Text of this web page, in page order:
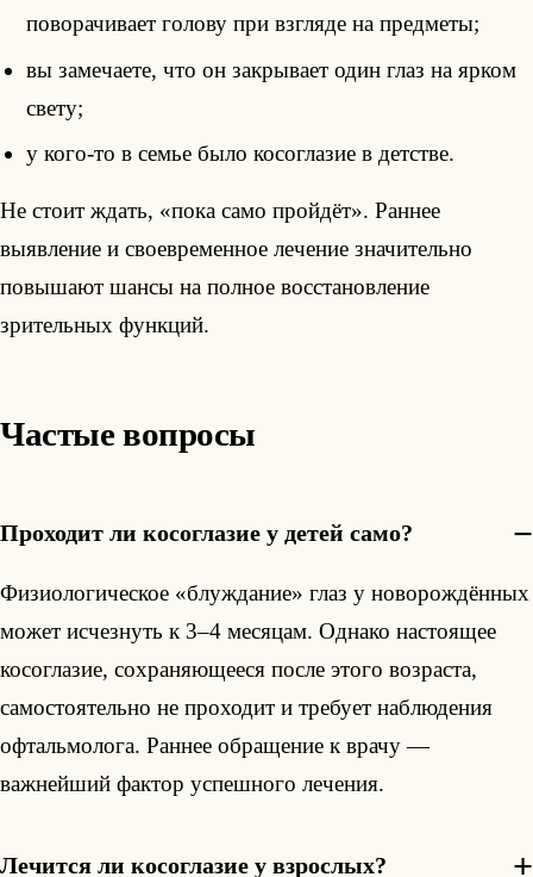
поворачивает голову при взгляде на предметы;
вы замечаете, что он закрывает один глаз на ярком
свету;
у кого-то в семье было косоглазие в детстве.
Не стоит ждать, «пока само пройдёт». Раннее
выявление и своевременное лечение значительно
повышают шансы на полное восстановление
зрительных функций.
Частые вопросы
Проходит ли косоглазие у детей само?
Физиологическое «блуждание» глаз у новорождённых
может исчезнуть к 3–4 месяцам. Однако настоящее
косоглазие, сохраняющееся после этого возраста,
самостоятельно не проходит и требует наблюдения
офтальмолога. Раннее обращение к врачу —
важнейший фактор успешного лечения.
Лечится ли косоглазие у взрослых?